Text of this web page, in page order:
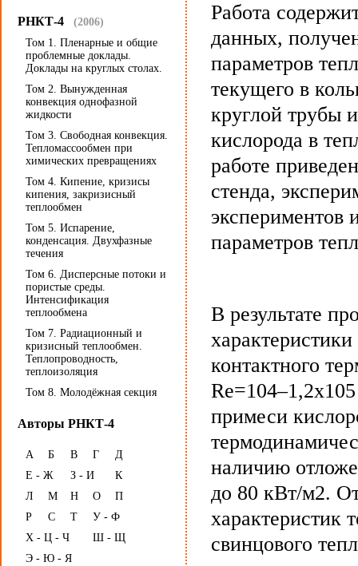
РНКТ-4 (2006)
Том 1. Пленарные и общие
проблемные доклады.
Доклады на круглых столах.
Том 2. Вынужденная
конвекция однофазной
жидкости
Том 3. Свободная конвекция.
Тепломассообмен при
химических превращениях
Том 4. Кипение, кризисы
кипения, закризисный
теплообмен
Том 5. Испарение,
конденсация. Двухфазные
течения
Том 6. Дисперсные потоки и
пористые среды.
Интенсификация
теплообмена
Том 7. Радиационный и
кризисный теплообмен.
Теплопроводность,
теплоизоляция
Том 8. Молодёжная секция
Авторы РНКТ-4
А Б В Г
Д
Е - Ж
З - И
К
Л
М Н О
П
Р
С Т
У - Ф
Х - Ц - Ч
Ш - Щ
Э - Ю - Я
Работа
данных,
параметров
текущего в
круглой трубы
кислорода в
работе
стенда,
экспериментов
параметров
В результате
контактного
примеси
наличию
до 80 кВт/м2.
характеристик
свинцового